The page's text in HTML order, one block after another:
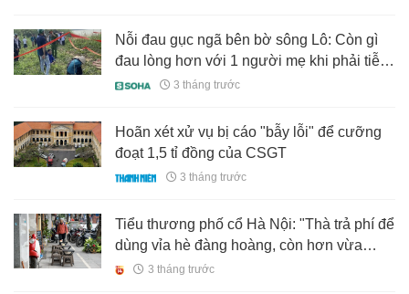
Nỗi đau gục ngã bên bờ sông Lô: Còn gì
đau lòng hơn với 1 người mẹ khi phải tiễn
đứa con ở độ tuổi non nớt đi thật xa
3 tháng trước
Hoãn xét xử vụ bị cáo "bẫy lỗi" để cưỡng
đoạt 1,5 tỉ đồng của CSGT
3 tháng trước
Tiểu thương phố cổ Hà Nội: "Thà trả phí để
dùng vỉa hè đàng hoàng, còn hơn vừa
buôn bán vừa thấp thỏm"
3 tháng trước